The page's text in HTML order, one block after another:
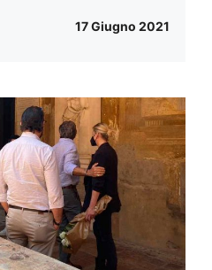
17 Giugno 2021